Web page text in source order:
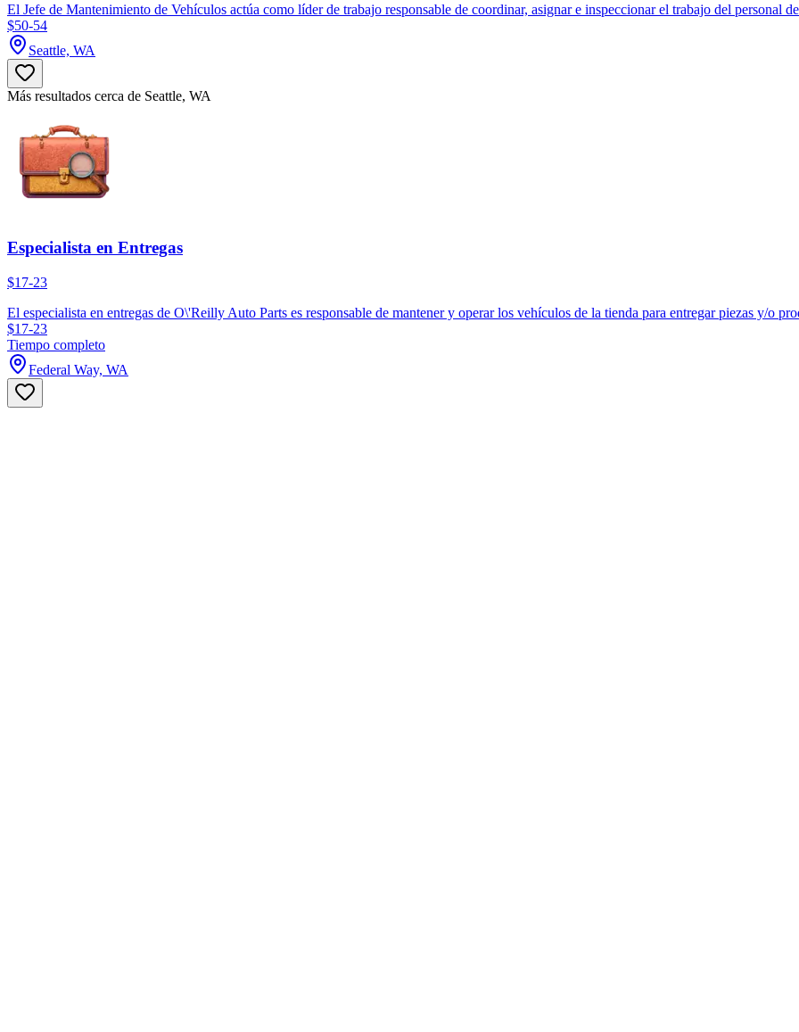
El Jefe de Mantenimiento de Vehículos actúa como líder de trabajo responsable de coordinar, asignar e inspeccionar el trabajo del personal
$50-54
Seattle, WA
Más resultados cerca de Seattle, WA
Especialista en Entregas
$17-23
El especialista en entregas de O\'Reilly Auto Parts es responsable de mantener y operar los vehículos de la tienda para entregar piezas y/o
$17-23
Tiempo completo
Federal Way, WA